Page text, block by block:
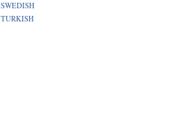
SWEDISH
TURKISH